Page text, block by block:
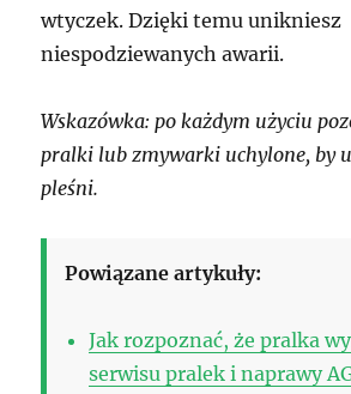
wtyczek. Dzięki temu unikniesz
niespodziewanych awarii.
Wskazówka: po każdym użyciu
pralki lub zmywarki uchylone, by
pleśni.
Powiązane artykuły:
Jak rozpoznać, że pralka
serwisu pralek i naprawy